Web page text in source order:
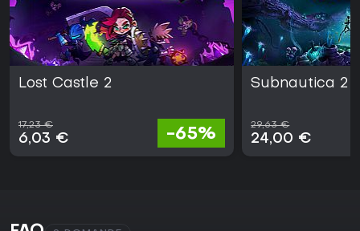
Lost Castle 2
17,23 €
6,03 € -65%
Subnautica 2
29,63 €
24,00 €